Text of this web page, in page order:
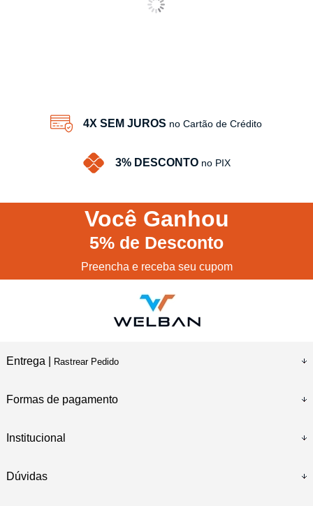
4X SEM JUROS no Cartão de Crédito
3% DESCONTO no PIX
Você Ganhou
5% de Desconto
Preencha e receba seu cupom
Entrega | Rastrear Pedido
Formas de pagamento
Institucional
Dúvidas